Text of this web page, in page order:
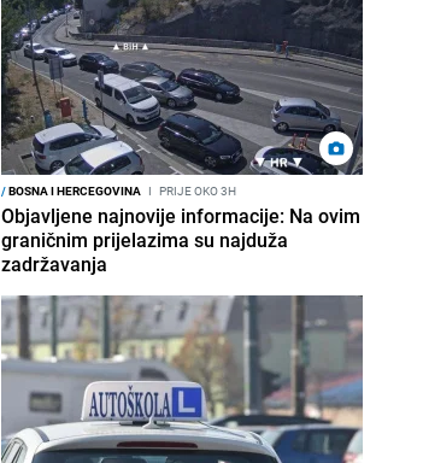
/BOSNA I HERCEGOVINA I PRIJE OKO 3H
Objavljene najnovije informacije: Na ovim
graničnim prijelazima su najduža
zadržavanja